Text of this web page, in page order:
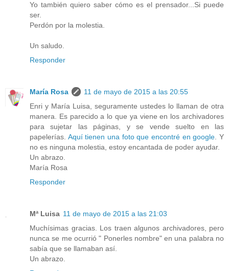
Yo también quiero saber cómo es el prensador...Si puede
ser.
Perdón por la molestia.
Un saludo.
Responder
María Rosa
11 de mayo de 2015 a las 20:55
Enri y María Luisa, seguramente ustedes lo llaman de otra
manera. Es parecido a lo que ya viene en los archivadores
para sujetar las páginas, y se vende suelto en las
papelerías. Aquí tienen una foto que encontré en google. Y
no es ninguna molestia, estoy encantada de poder ayudar.
Un abrazo.
María Rosa
Responder
Mª Luisa 11 de mayo de 2015 a las 21:03
Muchísimas gracias. Los traen algunos archivadores, pero
nunca se me ocurrió " Ponerles nombre" en una palabra no
sabía que se llamaban así.
Un abrazo.